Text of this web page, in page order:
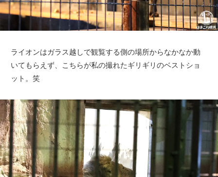
ライオンはガラス越しで観覧する側の場所からなかなか動
いてもらえず、こちらが私の撮れたギリギリのベストショ
ット。笑